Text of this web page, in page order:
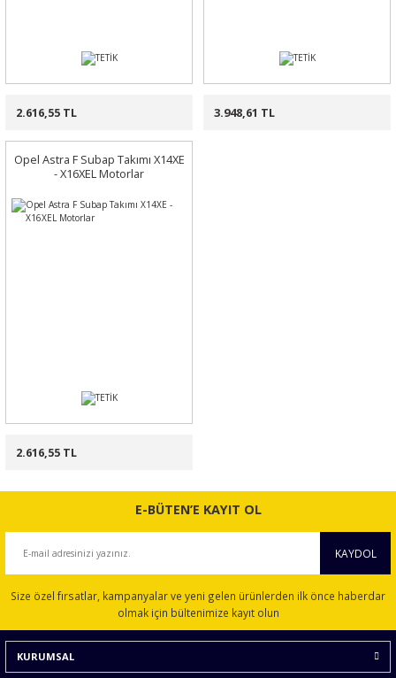
2.616,55 TL 3.948,61 TL
Opel Astra F Subap Takımı X14XE
- X16XEL Motorlar
2.616,55 TL
E-BÜTEN’E KAYIT OL
KAYDOL
Size özel fırsatlar, kampanyalar ve yeni gelen ürünlerden ilk önce haberdar
olmak için bültenimize kayıt olun
KURUMSAL